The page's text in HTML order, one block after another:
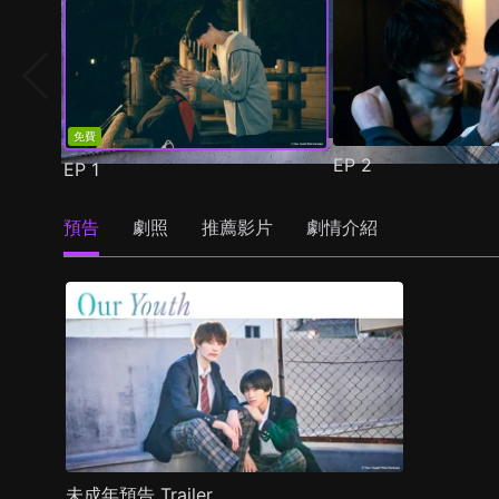
免費
EP1 EP2
預告 劇照 推薦影片 劇情介紹
未成年預告 Trailer